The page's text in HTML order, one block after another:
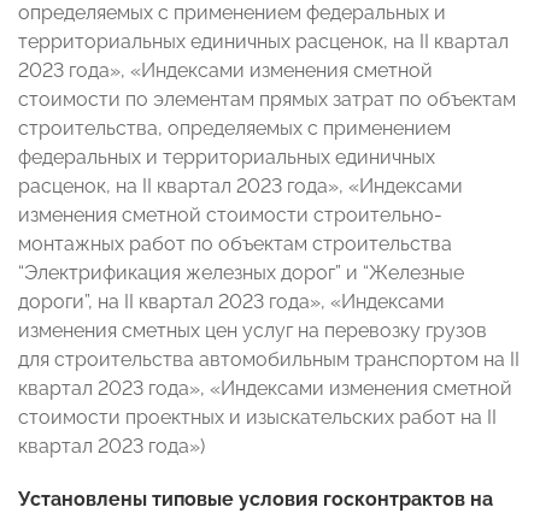
определяемых с применением федеральных и
территориальных единичных расценок, на II квартал
2023 года», «Индексами изменения сметной
стоимости по элементам прямых затрат по объектам
строительства, определяемых с применением
федеральных и территориальных единичных
расценок, на II квартал 2023 года», «Индексами
изменения сметной стоимости строительно-
монтажных работ по объектам строительства
“Электрификация железных дорог” и “Железные
дороги”, на II квартал 2023 года», «Индексами
изменения сметных цен услуг на перевозку грузов
для строительства автомобильным транспортом на II
квартал 2023 года», «Индексами изменения сметной
стоимости проектных и изыскательских работ на II
квартал 2023 года»)
Установлены типовые условия госконтрактов на